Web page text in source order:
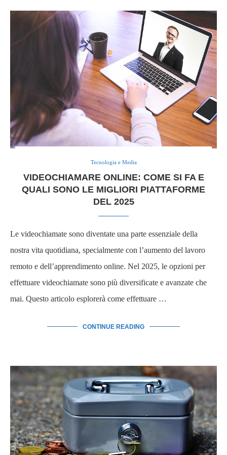
Tecnologia e Media
VIDEOCHIAMARE ONLINE: COME SI FA E
QUALI SONO LE MIGLIORI PIATTAFORME
DEL 2025
Le videochiamate sono diventate una parte essenziale della
nostra vita quotidiana, specialmente con l’aumento del lavoro
remoto e dell’apprendimento online. Nel 2025, le opzioni per
effettuare videochiamate sono più diversificate e avanzate che
mai. Questo articolo esplorerà come effettuare …
CONTINUE READING